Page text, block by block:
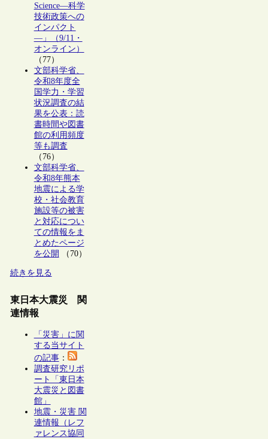
Science―科学
技術政策への
インパクト
―」（9/11・
オンライン）
（77）
文部科学省、
令和8年度全
国学力・学習
状況調査の結
果を公表：読
書時間や図書
館の利用頻度
等も調査
（76）
文部科学省、
令和8年熊本
地震による学
校・社会教育
施設等の被害
と対応につい
ての情報をま
とめたページ
を公開
（70）
続きを見る
東日本大震災 関
連情報
「災害」に関
する当サイト
の記事：
調査研究リポ
ート「東日本
大震災と図書
館」
地震・災害 関
連情報（レフ
ァレンス協同